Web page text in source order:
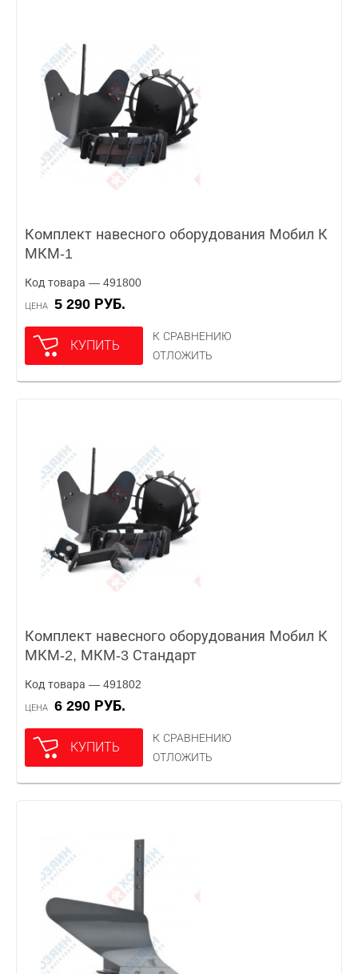
Комплект навесного оборудования Мобил К
МКМ-1
Код товара — 491800
ЦЕНА 5 290 РУБ.
КУПИТЬ
К СРАВНЕНИЮ
ОТЛОЖИТЬ
Комплект навесного оборудования Мобил К
МКМ-2, МКМ-3 Стандарт
Код товара — 491802
ЦЕНА 6 290 РУБ.
КУПИТЬ
К СРАВНЕНИЮ
ОТЛОЖИТЬ